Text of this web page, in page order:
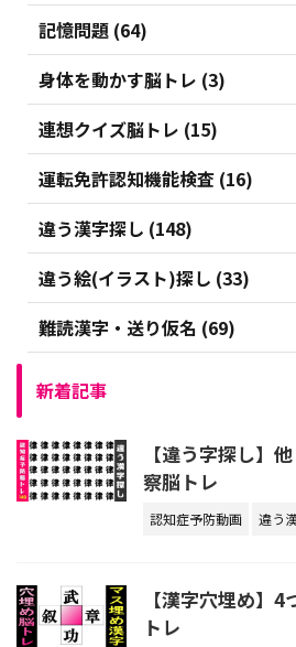
記憶問題 (64)
身体を動かす脳トレ (3)
連想クイズ脳トレ (15)
運転免許認知機能検査 (16)
違う漢字探し (148)
違う絵(イラスト)探し (33)
難読漢字・送り仮名 (69)
新着記事
【違う字探し】
察脳トレ
認知症予防動画 違う
【漢字穴埋め】
トレ